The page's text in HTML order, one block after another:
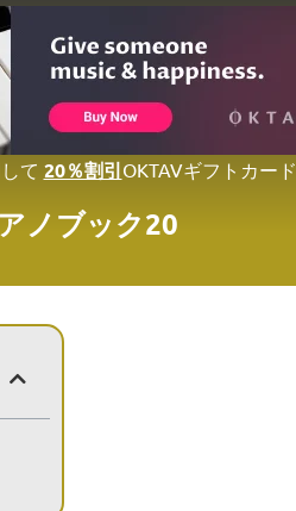
て 20％割引OKTAVギフトカード
ノブック20